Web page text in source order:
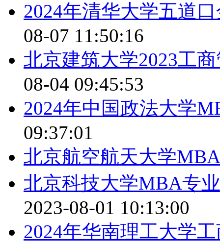
2024年清华大学五道
08-07 11:50:16
北京建筑大学2023工
08-04 09:45:53
2024年中国政法大学
09:37:01
北京航空航天大学
北京科技大学MBA专
2023-08-01 10:13:00
2024年华南理工大学